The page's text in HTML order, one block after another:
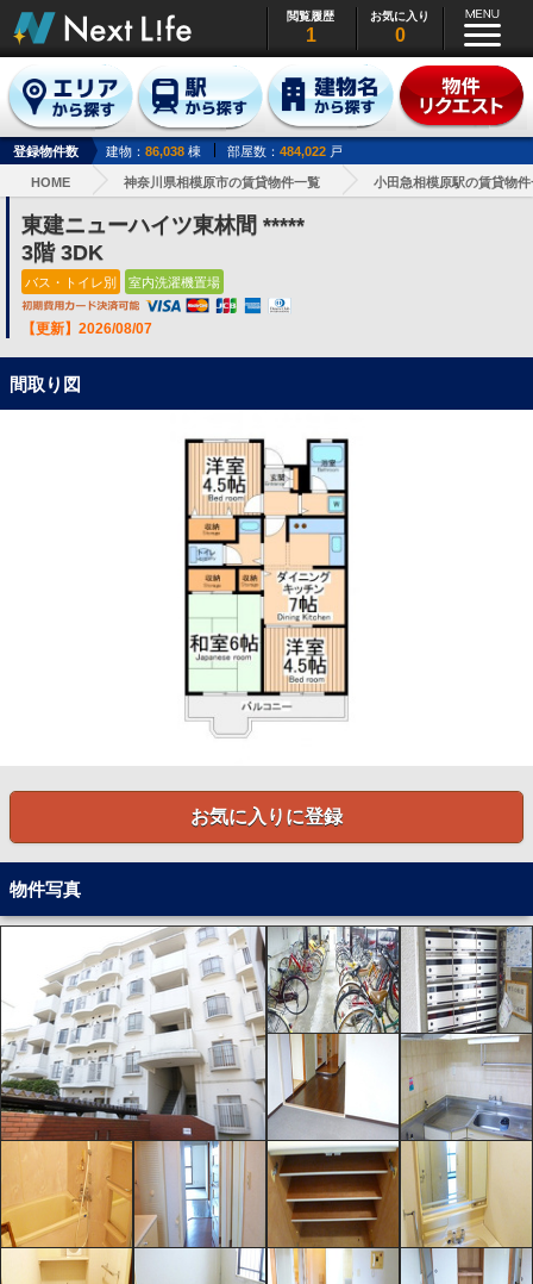
閲覧履歴
1
お気に入り
0
登録物件数 建物： 86,038 棟 部屋数： 484,022 戸
HOME 神奈川県相模原市の賃貸物件一覧 小田急相模原駅の賃貸物件
東建ニューハイツ東林間 *****
3階 3DK
バス・トイレ別 室内洗濯機置場
【更新】2026/08/07
間取り図
お気に入りに登録
物件写真